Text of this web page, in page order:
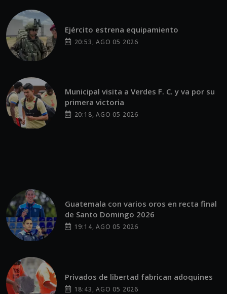
Ejército estrena equipamiento
20:53, AGO 05 2026
Municipal visita a Verdes F. C. y va por su
primera victoria
20:18, AGO 05 2026
Guatemala con varios oros en recta final
de Santo Domingo 2026
19:14, AGO 05 2026
Privados de libertad fabrican adoquines
18:43, AGO 05 2026